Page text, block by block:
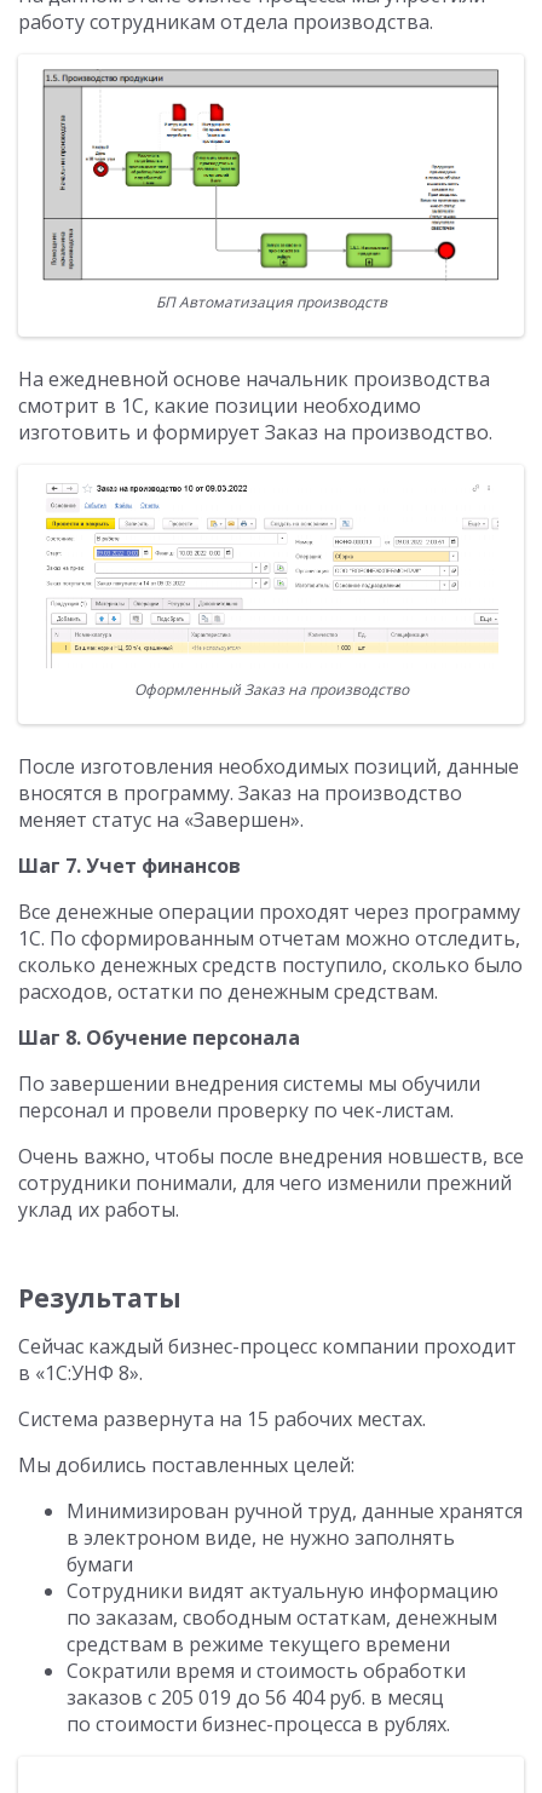
работу сотрудникам отдела производства.
БП Автоматизация производств
На ежедневной основе начальник производства
смотрит в 1С, какие позиции необходимо
изготовить и формирует Заказ на производство.
Оформленный Заказ на производство
После изготовления необходимых позиций, данные
вносятся в программу. Заказ на производство
меняет статус на «Завершен».
Шаг 7. Учет финансов
Все денежные операции проходят через программу
1С. По сформированным отчетам можно отследить,
сколько денежных средств поступило, сколько было
расходов, остатки по денежным средствам.
Шаг 8. Обучение персонала
По завершении внедрения системы мы обучили
персонал и провели проверку по чек-листам.
Очень важно, чтобы после внедрения новшеств, все
сотрудники понимали, для чего изменили прежний
уклад их работы.
Результаты
Сейчас каждый бизнес-процесс компании проходит
в «1С:УНФ 8».
Система развернута на 15 рабочих местах.
Мы добились поставленных целей:
Минимизирован ручной труд, данные хранятся
в электроном виде, не нужно заполнять
бумаги
Сотрудники видят актуальную информацию
по заказам, свободным остаткам, денежным
средствам в режиме текущего времени
Сократили время и стоимость обработки
заказов с 205 019 до 56 404 руб. в месяц
по стоимости бизнес-процесса в рублях.